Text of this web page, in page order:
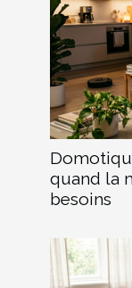
quand la
besoins